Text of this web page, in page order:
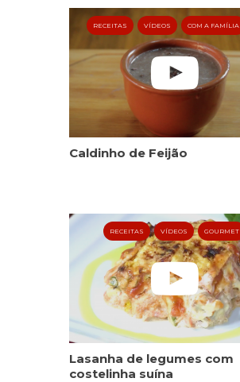
RECEITAS VÍDEOS COM A FAMÍLIA
Caldinho de Feijão
RECEITAS VÍDEOS GOURMET
Lasanha de legumes com
costelinha suína